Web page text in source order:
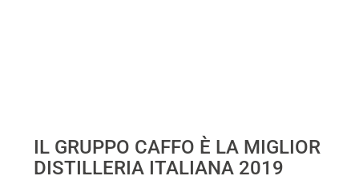
IL GRUPPO CAFFO È LA MIGLIOR
DISTILLERIA ITALIANA 2019